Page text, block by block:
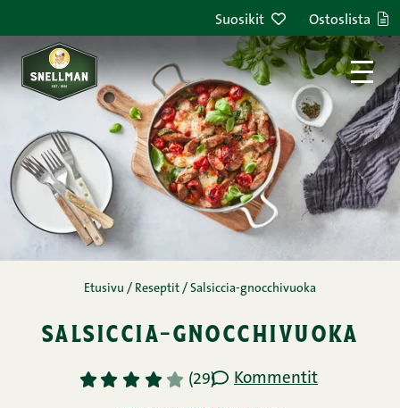
Suosikit Ostoslista
Etusivu / Reseptit / Salsiccia-gnocchivuoka
salsiccia-gnocchivuoka
1 2 3 4 5 (29) Kommentit